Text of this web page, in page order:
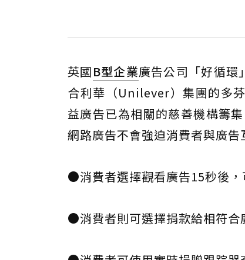
英國B型企業廣告公司「好循
合利華（Unilever）集團的多
益廣告已為相關的慈善機構籌
網路廣告不會強迫消費者與廣告
●消費者選擇觀看廣告15秒後，
●消費者則可選擇捐款給相符合